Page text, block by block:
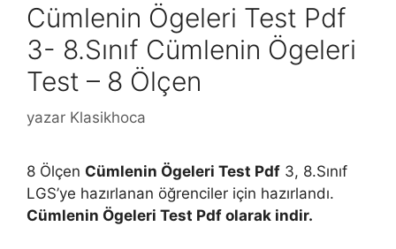
Cümlenin Ögeleri Test Pdf
3- 8.Sınıf Cümlenin Ögeleri
Test – 8 Ölçen
yazar Klasikhoca
8 Ölçen Cümlenin Ögeleri Test Pdf 3, 8.Sınıf
LGS’ye hazırlanan öğrenciler için hazırlandı.
Cümlenin Ögeleri Test Pdf olarak indir.